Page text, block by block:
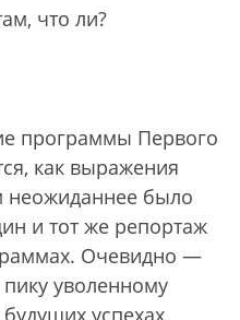
что ли?
программы Первого
как выражения
неожиданнее было
и тот же репортаж
Очевидно —
уволенному
успехах